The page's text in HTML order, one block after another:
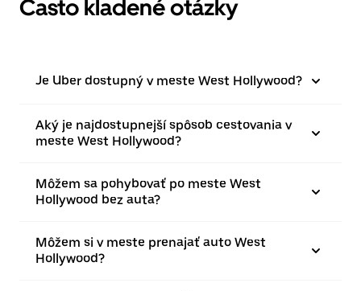
Často kladené otázky
Je Uber dostupný v meste West Hollywood?
Aký je najdostupnejší spôsob cestovania v
meste West Hollywood?
Môžem sa pohybovať po meste West
Hollywood bez auta?
Môžem si v meste prenajať auto West
Hollywood?